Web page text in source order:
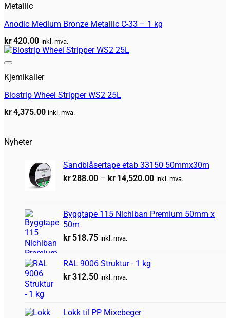
Metallic
Anodic Medium Bronze Metallic C-33 – 1 kg
kr420.00 inkl. mva.
Kjemikalier
Biostrip Wheel Stripper WS2 25L
kr4,375.00 inkl. mva.
Nyheter
Sandblåsertape etab 33150 50mmx30m
kr288.00 – kr 14,520.00Prisområde:
kr14,520.00
inkl. mva.
Byggtape 115 Nichiban Premium 50mm x
50m
kr518.75 inkl. mva.
RAL 9006 Struktur - 1 kg
kr312.50 inkl. mva.
Lokk til PP Mixebeger